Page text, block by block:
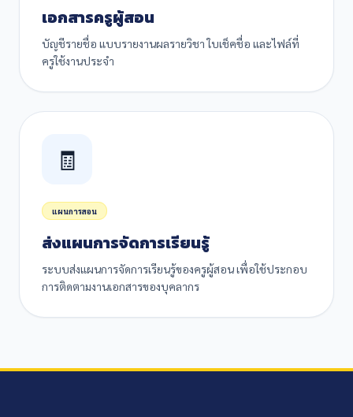
เอกสารครูผู้สอน
บัญชีรายชื่อ แบบรายงานผลรายวิชา ใบเช็คชื่อ และไฟล์ที่
ครูใช้งานประจำ
🧾
แผนการสอน
ส่งแผนการจัดการเรียนรู้
ระบบส่งแผนการจัดการเรียนรู้ของครูผู้สอน เพื่อใช้ประกอบ
การติดตามงานเอกสารของบุคลากร